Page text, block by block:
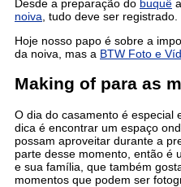
Desde a preparação do buquê
noiva , tudo deve ser registrado.
Hoje nosso papo é sobre a
da noiva, mas a BTW Foto e
Making of para as
O dia do casamento é especial
dica é encontrar um espaço
possam aproveitar durante a
parte desse momento, então é
e sua família, que também
momentos que podem ser